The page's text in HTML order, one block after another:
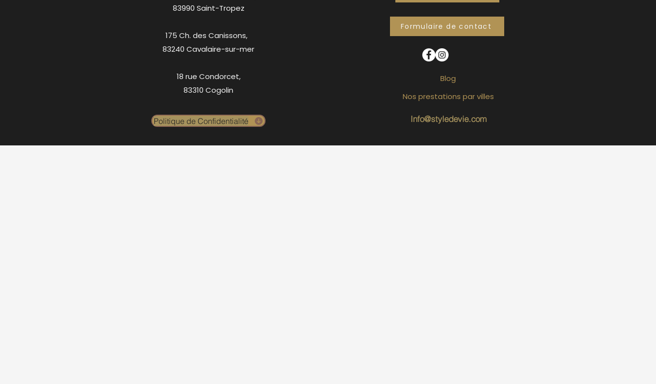
83990 Saint-Tropez
175 Ch. des Canissons,
83240 Cavalaire-sur-mer
18 rue Condorcet,
83310 Cogolin
Politique de Confidentialité
Formulaire de contact
Blog
Info@styledevie.com
Nos prestations par villes